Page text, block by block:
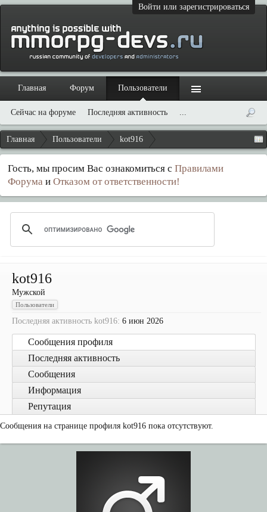
Войти или зарегистрироваться
Главная Пользователи kot916
Гость, мы просим Вас ознакомиться с Правилами
Форума и Отказом от ответственности!
kot916
Мужской
Пользователи
Последняя активность kot916: 6 июн 2026
Сообщения профиля
Последняя активность
Сообщения
Информация
Репутация
Сообщения на странице профиля kot916 пока отсутствуют.
Главная Форум Пользователи
Сейчас на форуме Последняя активность ...